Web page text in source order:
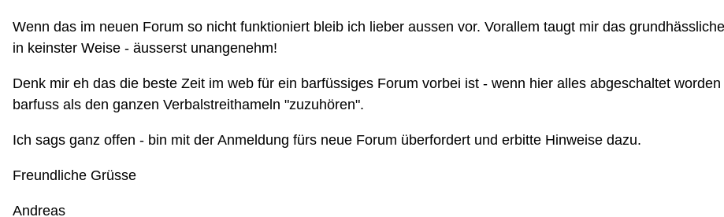
Wenn das im neuen Forum so nicht funktioniert bleib ich lieber aussen vor. Vorallem taugt mir das
in keinster Weise - äusserst unangenehm!
Denk mir eh das die beste Zeit im web für ein barfüssiges Forum vorbei ist - wenn hier alles abgeschaltet
barfuss als den ganzen Verbalstreithameln "zuzuhören".
Ich sags ganz offen - bin mit der Anmeldung fürs neue Forum überfordert und erbitte Hinweise dazu.
Freundliche Grüsse
Andreas